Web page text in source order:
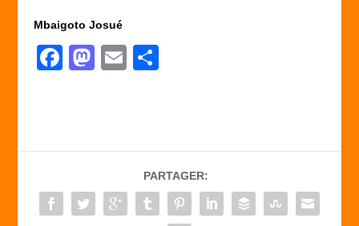
Mbaigoto Josué
F
b
o
o
M
d
o
n
E
er
PARTAGER: